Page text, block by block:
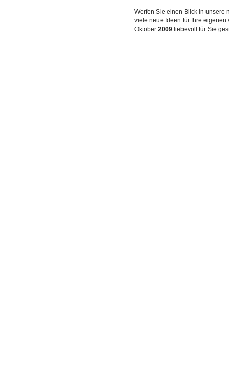
Werfen Sie einen Blick in unsere
viele neue Ideen für Ihre
Oktober 2009 liebevoll für Sie